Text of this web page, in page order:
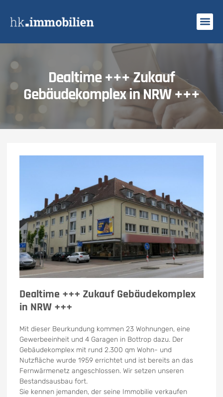
Dealtime +++ Zukauf
Gebäudekomplex in NRW +++
Dealtime +++ Zukauf Gebäudekomplex
in NRW +++
Mit dieser Beurkundung kommen 23 Wohnungen, eine
Gewerbeeinheit und 4 Garagen in Bottrop dazu. Der
Gebäudekomplex mit rund 2.300 qm Wohn- und
Nutzfläche wurde 1959 errichtet und ist bereits an das
Fernwärmenetz angeschlossen. Wir setzen unseren
Bestandsausbau fort.
Sie kennen jemanden, der seine Immobilie verkaufen